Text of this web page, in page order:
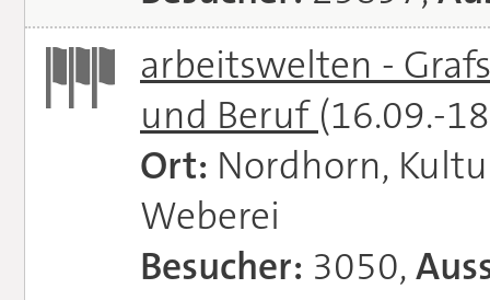
arbeitswelten -
und Beruf (16.09.-
Ort: Nordhorn,
Weberei
Besucher: 3050,